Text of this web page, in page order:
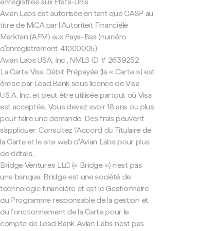
Avian Labs est autorisée en tant que CASP au
titre de MiCA par l'Autoriteit Financiële
Markten (AFM) aux Pays-Bas (numéro
d'enregistrement 41000005).
Avian Labs USA, Inc., NMLS ID # 2639252
La Carte Visa Débit Prépayée (la « Carte ») est
émise par Lead Bank sous licence de Visa
U.S.A. Inc. et peut être utilisée partout où Visa
est acceptée. Vous devez avoir 18 ans ou plus
pour faire une demande. Des frais peuvent
s'appliquer. Consultez l'Accord du Titulaire de
la Carte et le site web d'Avian Labs pour plus
de détails.
Bridge Ventures LLC (« Bridge ») n'est pas
une banque. Bridge est une société de
technologie financière et est le Gestionnaire
du Programme responsable de la gestion et
du fonctionnement de la Carte pour le
compte de Lead Bank. Avian Labs n'est pas